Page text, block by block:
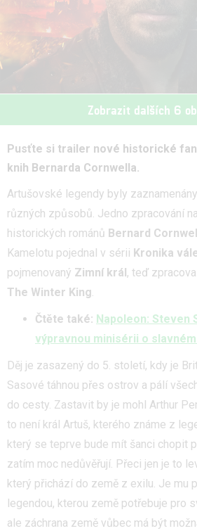
Zobrazit dalších 6
Pusťte si trailer nové historické
knih Bernarda Cornwella.
Artušovské legendy byly
různých způsobů. Jedno zpracování
historických románů Bernard Cornwell
Kamelotu pojednal v sérii Kronika
pojmenovaný Zimní král , teď
The Winter King.
Čtěte také: Napoleon: Steven
výpravnou minisérii o
Děj je zasazený do 5. století, kdy je
Sasové táhnou přes ostrov a pálí
do cesty. Zastavit by je mohl Arthur
to není král Artuš, kterého známe z
který se teprve bude mít šanci chopit
zatím moc nedůvěřují. Přeci jen je to
který přichází do země z exilu. Je mu
legendou, kterou země potřebuje pro
ale záchrana země vůbec má být